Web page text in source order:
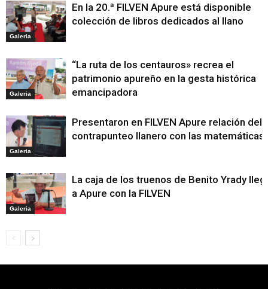
Galeria
En la 20.ª FILVEN Apure está disponible
colección de libros dedicados al llano
Galeria
“La ruta de los centauros» recrea el
patrimonio apureño en la gesta histórica
emancipadora
Galeria
Presentaron en FILVEN Apure relación del
contrapunteo llanero con las matemáticas
Galeria
La caja de los truenos de Benito Yrady
a Apure con la FILVEN